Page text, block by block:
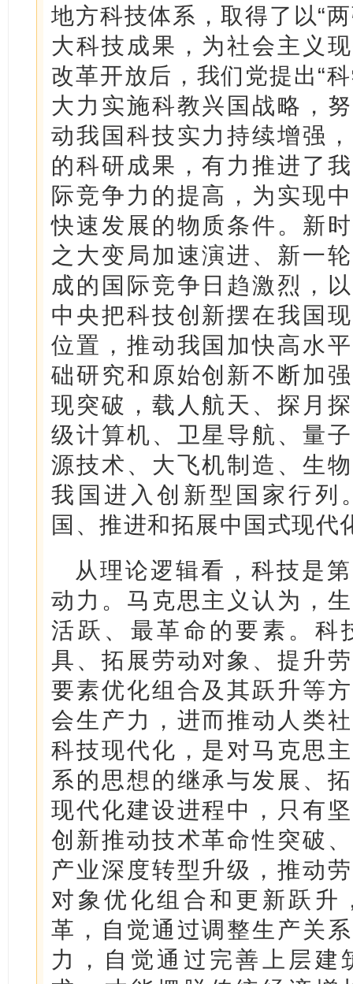
地方科技体系，取得了以“
大科技成果，为社会主义
改革开放后，我们党提出“
大力实施科教兴国战略，
动我国科技实力持续增强
的科研成果，有力推进了
际竞争力的提高，为实现
快速发展的物质条件。新
之大变局加速演进、新一
成的国际竞争日趋激烈，
中央把科技创新摆在我国
位置，推动我国加快高水
础研究和原始创新不断加
现突破，载人航天、探月
级计算机、卫星导航、量
源技术、大飞机制造、生
我国进入创新型国家行列
国、推进和拓展中国式现代
从理论逻辑看，科技是
动力。马克思主义认为，
活跃、最革命的要素。科
具、拓展劳动对象、提升
要素优化组合及其跃升等
会生产力，进而推动人类
科技现代化，是对马克思
系的思想的继承与发展、
现代化建设进程中，只有
创新推动技术革命性突破
产业深度转型升级，推动
对象优化组合和更新跃升
革，自觉通过调整生产关
力，自觉通过完善上层建